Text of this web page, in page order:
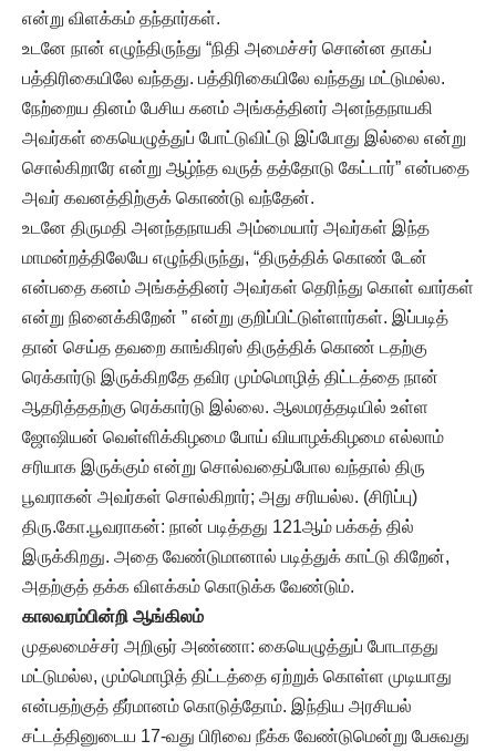
என்று விளக்கம் தந்தார்கள்.
உடனே நான் எழுந்திருந்து “நிதி அமைச்சர் சொன்ன தாகப்
பத்திரிகையிலே வந்தது. பத்திரிகையிலே வந்தது மட்டுமல்ல.
நேற்றைய தினம் பேசிய கனம் அங்கத்தினர் அனந்தநாயகி
அவர்கள் கையெழுத்துப் போட்டுவிட்டு இப்போது இல்லை என்று
சொல்கிறாரே என்று ஆழ்ந்த வருத் தத்தோடு கேட்டார்” என்பதை
அவர் கவனத்திற்குக் கொண்டு வந்தேன்.
உடனே திருமதி அனந்தநாயகி அம்மையார் அவர்கள் இந்த
மாமன்றத்திலேயே எழுந்திருந்து, “திருத்திக் கொண் டேன்
என்பதை கனம் அங்கத்தினர் அவர்கள் தெரிந்து கொள் வார்கள்
என்று நினைக்கிறேன் ” என்று குறிப்பிட்டுள்ளார்கள். இப்படித்
தான் செய்த தவறை காங்கிரஸ் திருத்திக் கொண் டதற்கு
ரெக்கார்டு இருக்கிறதே தவிர மும்மொழித் திட்டத்தை நான்
ஆதரித்ததற்கு ரெக்கார்டு இல்லை. ஆலமரத்தடியில் உள்ள
ஜோஷியன் வெள்ளிக்கிழமை போய் வியாழக்கிழமை எல்லாம்
சரியாக இருக்கும் என்று சொல்வதைப்போல வந்தால் திரு
பூவராகன் அவர்கள் சொல்கிறார்; அது சரியல்ல. (சிரிப்பு)
திரு.கோ.பூவராகன்: நான் படித்தது 121ஆம் பக்கத் தில்
இருக்கிறது. அதை வேண்டுமானால் படித்துக் காட்டு கிறேன்,
அதற்குத் தக்க விளக்கம் கொடுக்க வேண்டும்.
காலவரம்பின்றி ஆங்கிலம்
முதலமைச்சர் அறிஞர் அண்ணா: கையெழுத்துப் போடாதது
மட்டுமல்ல, மும்மொழித் திட்டத்தை ஏற்றுக் கொள்ள முடியாது
என்பதற்குத் தீர்மானம் கொடுத்தோம். இந்திய அரசியல்
சட்டத்தினுடைய 17-வது பிரிவை நீக்க வேண்டுமென்று பேசுவது